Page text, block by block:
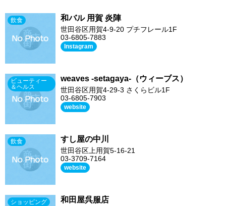
飲食 和バル 用賀 炎陣
世田谷区用賀4-9-20 プチフレール1F
03-6805-7883
Instagram
ビューティー
＆ヘルス
weaves -setagaya-（ウィーブス）
世田谷区用賀4-29-3 さくらビル1F
03-6805-7903
website
飲食 すし屋の中川
世田谷区上用賀5-16-21
03-3709-7164
website
ショッピング 和田屋呉服店